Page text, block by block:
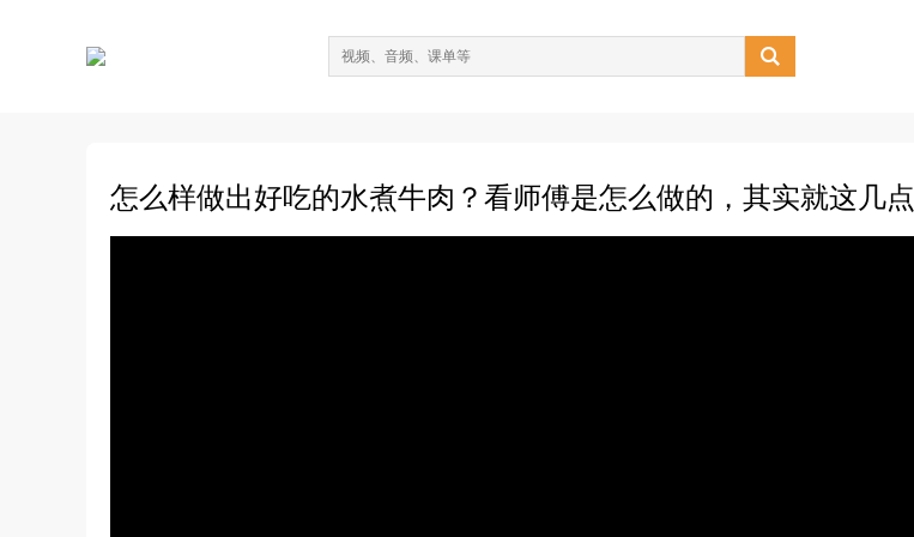

怎么样做出好吃的水煮牛肉？看师傅是怎么做的，其实就这几点